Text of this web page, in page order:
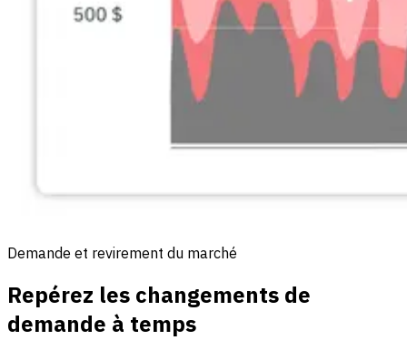
Demande et revirement du marché
Repérez les changements de
demande à temps